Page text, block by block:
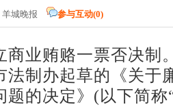
羊城晚报 参与互动(0)
业贿赂一票否决制
法制办起草的《关于
题的决定》(以下简称